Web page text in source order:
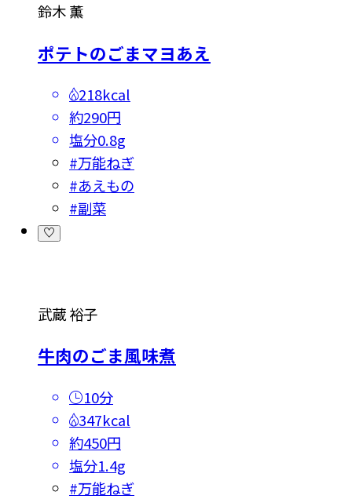
鈴木 薫
ポテトのごまマヨあえ
218kcal
約290円
塩分0.8g
#万能ねぎ
#あえもの
#副菜
武蔵 裕子
牛肉のごま風味煮
10分
347kcal
約450円
塩分1.4g
#万能ねぎ